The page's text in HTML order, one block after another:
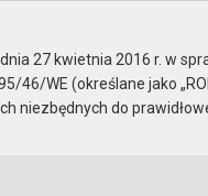
27 kwietnia 2016 r. w
46/WE (określane jako
niezbędnych do